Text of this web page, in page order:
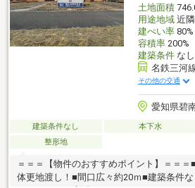
土地面積
用途地域近
建ぺい率80%
容積率200%
建築条件なし
名鉄三河
その他の交通
愛知県碧
建築条件なし 本下水
整形地
＝＝＝【物件のおすすめポイント】＝＝
体更地渡し！■間口広々約20ｍ■建築条件な